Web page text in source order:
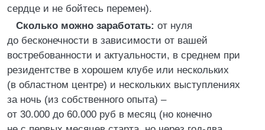
сердце и не бойтесь перемен).
Сколько можно заработать: от нуля
до бесконечности в зависимости от вашей
востребованности и актуальности, в среднем при
резидентстве в хорошем клубе или нескольких
(в областном центре) и нескольких выступлениях
за ночь (из собственного опыта) –
от 30.000 до 60.000 руб в месяц (но конечно